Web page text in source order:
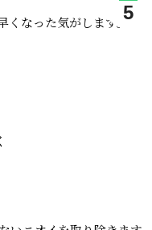
5
くなった気がします。